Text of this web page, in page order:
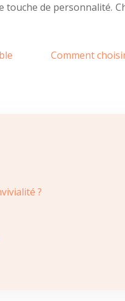
de personnalité.
Comment
?